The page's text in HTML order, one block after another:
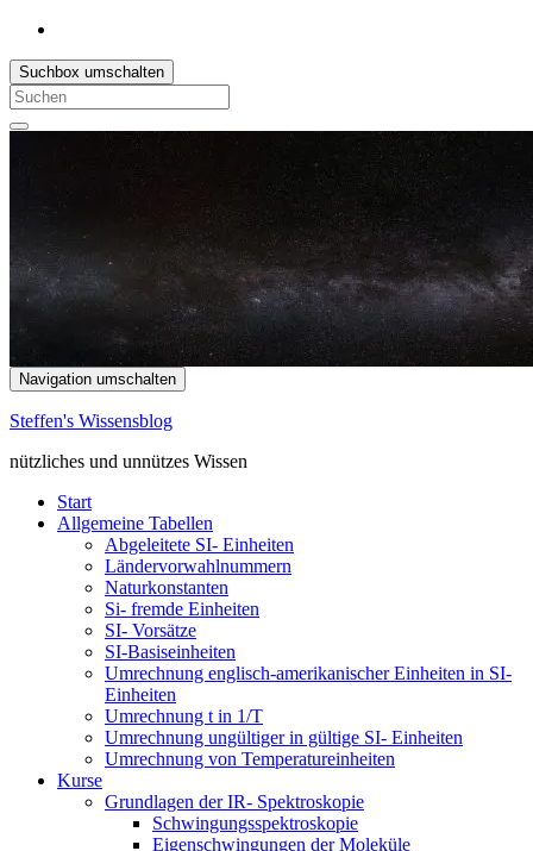
Suchbox umschalten
Search
for:
Navigation umschalten
Steffen's Wissensblog
nützliches und unnützes Wissen
Start
Allgemeine Tabellen
Abgeleitete SI- Einheiten
Ländervorwahlnummern
Naturkonstanten
Si- fremde Einheiten
SI- Vorsätze
SI-Basiseinheiten
Umrechnung englisch-amerikanischer Einheiten in SI-
Einheiten
Umrechnung t in 1/T
Umrechnung ungültiger in gültige SI- Einheiten
Umrechnung von Temperatureinheiten
Kurse
Grundlagen der IR- Spektroskopie
Schwingungsspektroskopie
Eigenschwingungen der Moleküle